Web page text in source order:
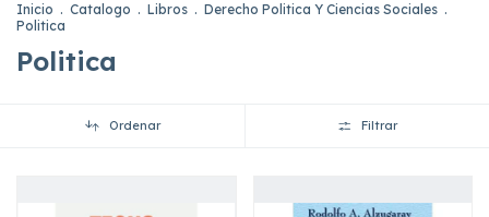
Inicio . Catalogo . Libros . Derecho Politica Y Ciencias Sociales .
Politica
Politica
Ordenar Filtrar